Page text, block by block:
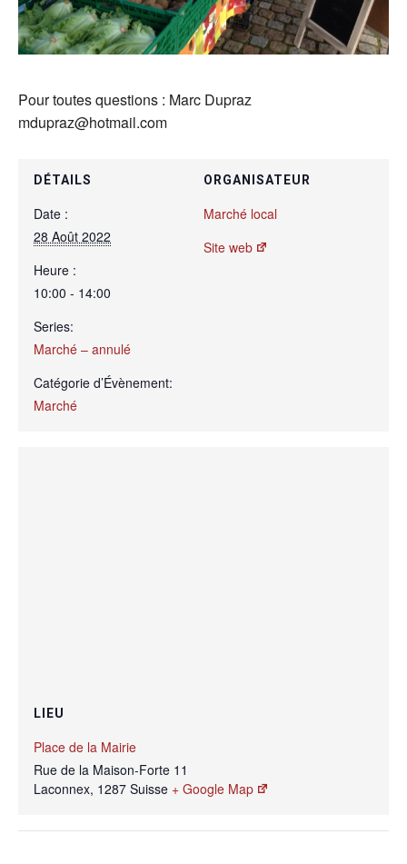
Pour toutes questions : Marc Dupraz
mdupraz@hotmail.com
DÉTAILS
Date :
28 Août 2022
Heure :
10:00 - 14:00
Series:
Marché – annulé
Catégorie d’Évènement:
Marché
ORGANISATEUR
Marché local
Site web
LIEU
Place de la Mairie
Rue de la Maison-Forte 11
Laconnex, 1287 Suisse + Google Map